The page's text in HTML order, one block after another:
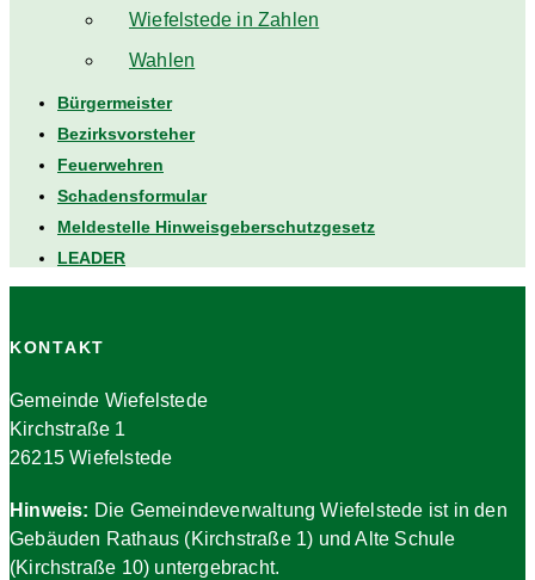
Wiefelstede in Zahlen
Wahlen
Bürgermeister
Bezirksvorsteher
Feuerwehren
Schadensformular
Meldestelle Hinweisgeberschutzgesetz
LEADER
KONTAKT
Gemeinde Wiefelstede
Kirchstraße 1
26215 Wiefelstede
Hinweis: Die Gemeindeverwaltung Wiefelstede ist in den
Gebäuden Rathaus (Kirchstraße 1) und Alte Schule
(Kirchstraße 10) untergebracht.